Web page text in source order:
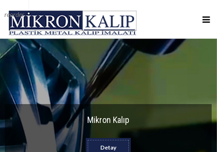
reorder
Mikron Kalıp
Detay